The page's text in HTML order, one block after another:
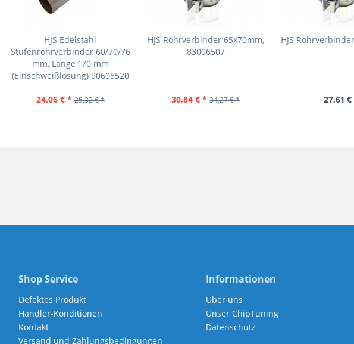
HJS Edelstahl
Stufenrohrverbinder 60/70/76
mm, Länge 170 mm
(Einschweißlösung) 90605520
24,06 € * 25,32 € *
HJS Rohrverbinder 65x70mm,
83006507
30,84 € * 34,27 € *
HJS
27,61
Shop Service
Defektes Produkt
Händler-Konditionen
Kontakt
Versand und Zahlungsbedingungen
Informationen
Über uns
Unser ChipTuning
Datenschutz